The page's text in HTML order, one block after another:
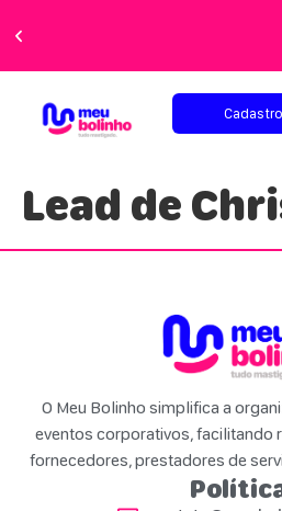
perfeita!
Lead de
O Meu Bolinho simplifica a
eventos corporativos, facilitando
fornecedores, prestadores de